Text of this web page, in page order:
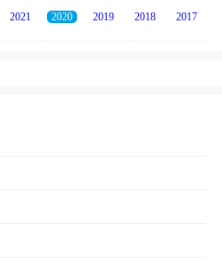
2021 2020 2019 2018 2017